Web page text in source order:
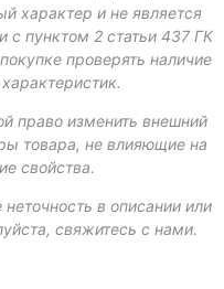
характер и не является
с пунктом 2 статьи 437 ГК
проверять наличие
право изменить внешний
товара, не влияющие на
свойства.
в описании или
свяжитесь с нами.